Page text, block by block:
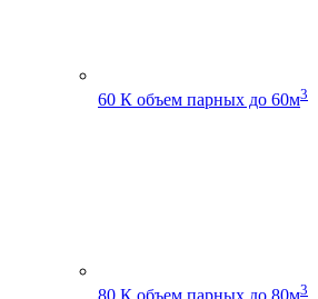
60 К объем парных до 60м3
3